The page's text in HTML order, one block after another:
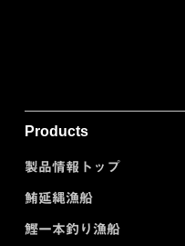
Products
製品情報トップ
鮪延縄漁船
鰹一本釣り漁船